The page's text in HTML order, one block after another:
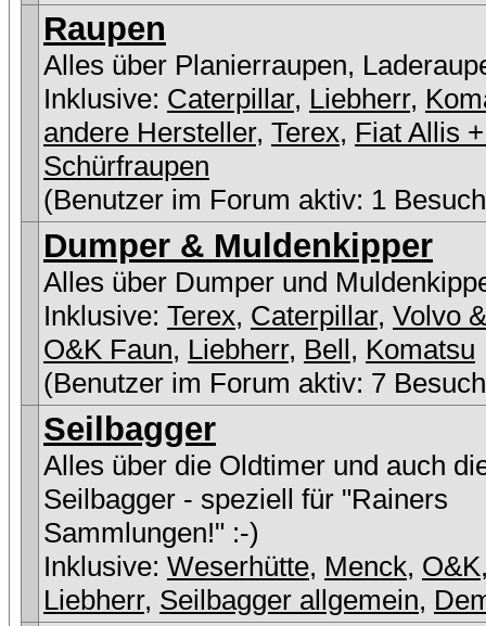
Raupen
Alles über Planierraupen,
Inklusive: Caterpillar, Liebherr,
andere Hersteller, Terex, Fiat Allis
Schürfraupen
(Benutzer im Forum aktiv: 1
Dumper & Muldenkipper
Alles über Dumper und
Inklusive: Terex, Caterpillar, Volvo
O&K Faun, Liebherr, Bell, Komatsu
(Benutzer im Forum aktiv: 7
Seilbagger
Alles über die Oldtimer und auch
Seilbagger - speziell für "Rainers
Sammlungen!" :-)
Inklusive: Weserhütte, Menck, O&K
Liebherr, Seilbagger allgemein,